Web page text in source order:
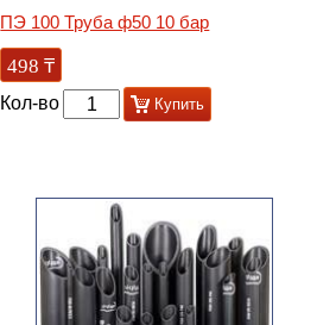
ПЭ 100 Труба ф50 10 бар
498 ₸
Кол-во Купить